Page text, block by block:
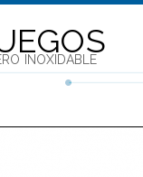
INOXIDABLE